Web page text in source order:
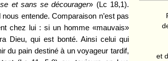
et sans se décourager» (Lc 18,1).
entende. Comparaison n’est pas
chez lui : si un homme «mauvais»
Dieu, qui est bonté. Ainsi celui qui
du pain destiné à un voyageur tardif,
et